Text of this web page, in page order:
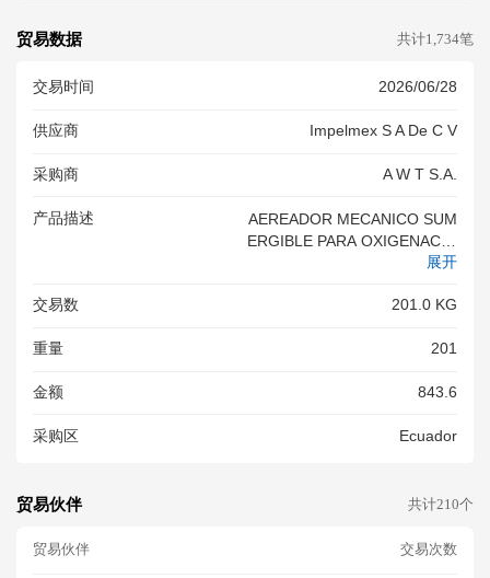
贸易数据 共计1,734笔
交易时间 2026/06/28
供应商 Impelmex S A De C V
采购商 A W T S.a.
产品描述
AEREADOR MECANICO SUM
ERGIBLE PARA OXIGENACIO
N Y MEZCLA DE LIQUIDOS A
S DE AGUAS RESIDUALES
展开
交易数 201.0 KG
重量 201
金额 843.6
采购区 Ecuador
贸易伙伴 共计210个
贸易伙伴 交易次数